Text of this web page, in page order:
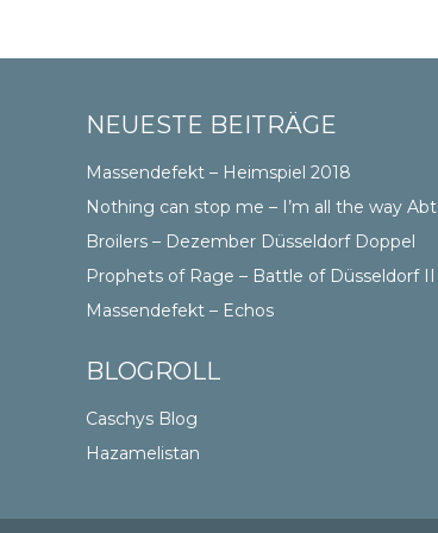
NEUESTE BEITRÄGE
Massendefekt – Heimspiel 2018
Nothing can stop me – I’m all the way Abt
Broilers – Dezember Düsseldorf Doppel
Prophets of Rage – Battle of Düsseldorf II
Massendefekt – Echos
BLOGROLL
Caschys Blog
Hazamelistan